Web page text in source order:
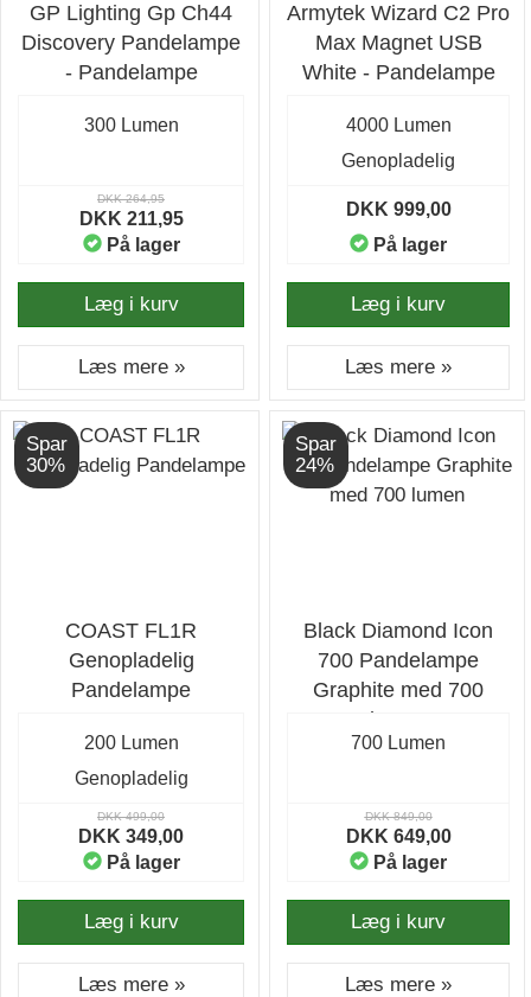
GP Lighting Gp Ch44
Discovery Pandelampe
- Pandelampe
300 Lumen
DKK 264,95
DKK 211,95
På lager
Læg i kurv
Læs mere »
Armytek Wizard C2 Pro
Max Magnet USB
White - Pandelampe
4000 Lumen
Genopladelig
DKK 999,00
På lager
Læg i kurv
Læs mere »
Spar
30%
COAST FL1R
Genopladelig
Pandelampe
200 Lumen
Genopladelig
DKK 499,00
DKK 349,00
På lager
Læg i kurv
Læs mere »
Spar
24%
Black Diamond Icon
700 Pandelampe
Graphite med 700
lumen
700 Lumen
DKK 849,00
DKK 649,00
På lager
Læg i kurv
Læs mere »